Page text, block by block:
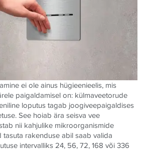
ei ole ainus hügieenieelis, mis
paigaldamisel on: külmaveetorude
loputus tagab joogiveepaigaldises
See hoiab ära seisva vee
nii kahjulike mikroorganismide
tasuta rakenduse abil saab valida
intervalliks 24, 56, 72, 168 või 336